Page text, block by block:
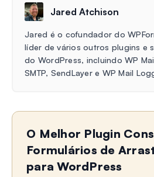
Jared Atchison
Jared é o cofundador do
líder de vários outros plugins e
do WordPress, incluindo WP
SMTP, SendLayer e WP Mail
O Melhor Plugin
Formulários de
para WordPress